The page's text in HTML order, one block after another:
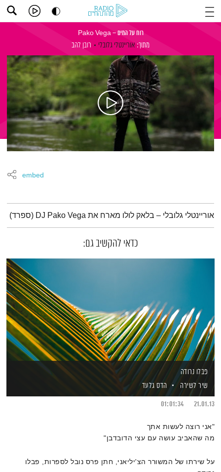
רוח על המים – Pako Vega
מתוך: אוריינטלי גלובלי רובן להב
embed
תמצית הפודקאסט
אוריינטלי גלובלי – בלאק לולו מארח את DJ Pako Vega (ספרד)
כדאי להקשיב גם:
פבלו נרודה
שיר לשירה
הדס גלעד
21.01.13
01:01:34
"אני רוצה לעשות אתך
מה שהאביב עושה עם עצי הדובדבן"
על שירתו של המשורר הצ'יליאני, חתן פרס נובל לספרות, פבלו